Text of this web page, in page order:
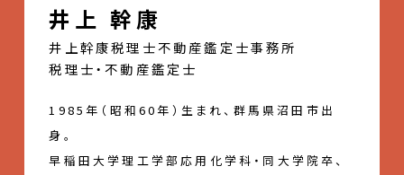
井上 幹康
井上幹康税理士不動産鑑定士事務所
税理士・不動産鑑定士
1985年（昭和60年）生まれ、群馬県沼田市出
身。
早稲田大学理工学部応用化学科・同大学院卒、